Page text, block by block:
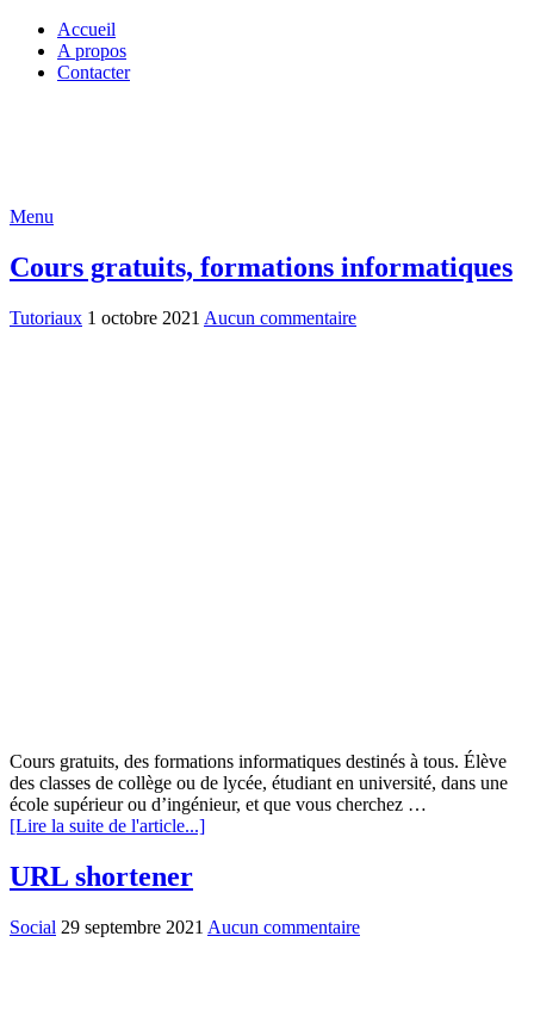
Accueil
A propos
Contacter
Menu
Cours gratuits, formations informatiques
Tutoriaux 1 octobre 2021 Aucun commentaire
Cours gratuits, des formations informatiques destinés à tous. Élève
des classes de collège ou de lycée, étudiant en université, dans une
école supérieur ou d’ingénieur, et que vous cherchez …
[Lire la suite de l'article...]
URL shortener
Social 29 septembre 2021 Aucun commentaire